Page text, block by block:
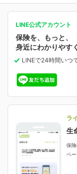
保険ジャン
あなたの人生
選ばれる理由・評判
ライフネッ
ライフネット
評判・口コ
ご契約者さま
申し込みガイド
ご契約の流れと必
がん保険
がんに備える
女性保険
就業不能保険
就業不能状態に
認知症・MCI
ご契約内容の確
お客さま情報の
保険料の支払い
中断したお申
お申し込み後の
減額・解約・
ご契約者さま向け
保険金・給付金の
会社情報
業績・財務情報
保険金等の支払状況
採用情報
生命保険マニフェ
ライフネット生命
保険相談サービス
よくあるご質問
資料請求
LINE公式アカウント
保険を、もっと、
身近にわかりやすく
LINEで24時間いつ
ラ
生
保
ペ